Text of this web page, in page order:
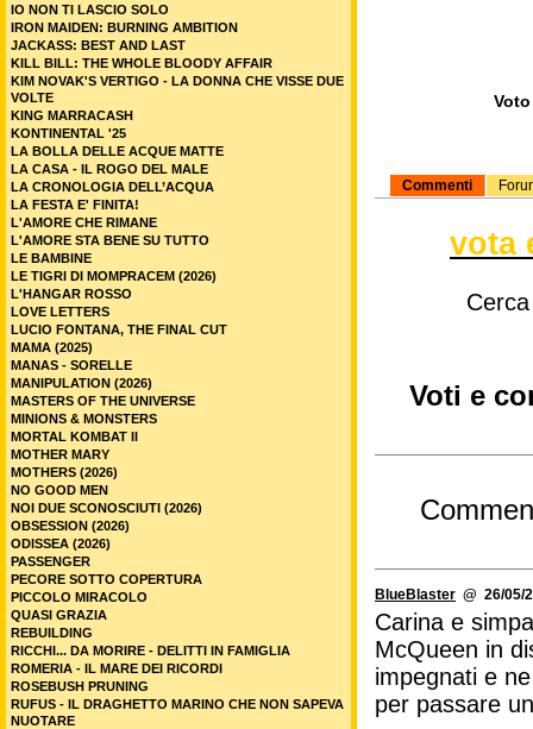
Commenti
vota
Voti e
BlueBlaster @ 26/05/
Carina e
McQueen in
impegnati e
per passare
IO NON TI LASCIO SOLO
IRON MAIDEN: BURNING AMBITION
JACKASS: BEST AND LAST
KILL BILL: THE WHOLE BLOODY AFFAIR
KIM NOVAK'S VERTIGO - LA DONNA CHE VISSE DUE
VOLTE
KING MARRACASH
KONTINENTAL '25
LA BOLLA DELLE ACQUE MATTE
LA CASA - IL ROGO DEL MALE
LA CRONOLOGIA DELL’ACQUA
LA FESTA E' FINITA!
L'AMORE CHE RIMANE
L'AMORE STA BENE SU TUTTO
LE BAMBINE
LE TIGRI DI MOMPRACEM (2026)
L'HANGAR ROSSO
LOVE LETTERS
LUCIO FONTANA, THE FINAL CUT
MAMA (2025)
MANAS - SORELLE
MANIPULATION (2026)
MASTERS OF THE UNIVERSE
MINIONS & MONSTERS
MORTAL KOMBAT II
MOTHER MARY
MOTHERS (2026)
NO GOOD MEN
NOI DUE SCONOSCIUTI (2026)
OBSESSION (2026)
ODISSEA (2026)
PASSENGER
PECORE SOTTO COPERTURA
PICCOLO MIRACOLO
QUASI GRAZIA
REBUILDING
RICCHI... DA MORIRE - DELITTI IN FAMIGLIA
ROMERIA - IL MARE DEI RICORDI
ROSEBUSH PRUNING
RUFUS - IL DRAGHETTO MARINO CHE NON SAPEVA
NUOTARE